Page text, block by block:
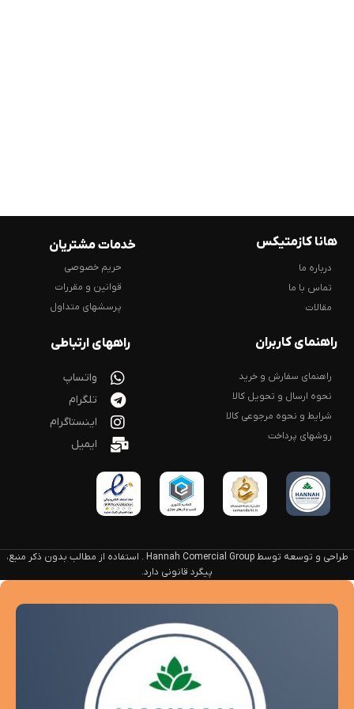
هانا کازمتیکس
درباره ما
تماس با ما
مقالات
خدمات مشتریان
حریم خصوصی
قوانین و مقررات
پرسشهای متداول
راهنمای کاربران
راهنمای سفارش و خرید
نحوه ارسال و تحویل کالا
شرایط و نحوه مرجوعی کالا
روشهای پرداخت
راههای ارتباطی
واتساپ
تلگرام
اینستاگرام
ایمیل
طراحی و توسعه توسط Hannah Comercial Group . استفاده از مطالب بدون ذکر منبع،
پیگرد قانونی دارد.